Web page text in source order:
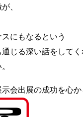
、
にもなるという
じる深い話をして
会出展の成功を心か